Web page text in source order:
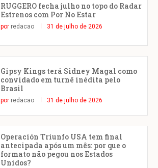
RUGGERO fecha julho no topo do Radar
Estrenos com Por No Estar
por redacao 31 de julho de 2026
Gipsy Kings terá Sidney Magal como
convidado em turnê inédita pelo
Brasil
por redacao 31 de julho de 2026
Operación Triunfo USA tem final
antecipada após um mês: por que o
formato não pegou nos Estados
Unidos?